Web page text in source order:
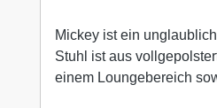
Mickey ist ein
Stuhl ist aus
einem Loungebereich